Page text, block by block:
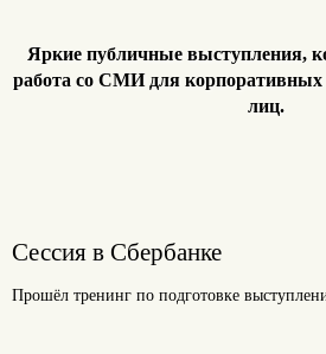
Яркие публичные выступления,
работа со СМИ для корпоративных
лиц.
Сессия в Сбербанке
Прошёл тренинг по подготовке